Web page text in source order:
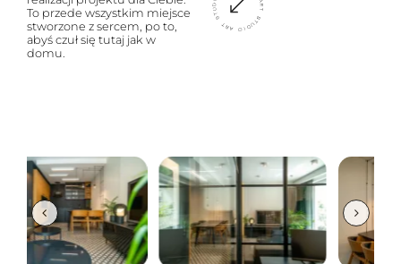
To przede wszystkim miejsce
stworzone z sercem, po to,
abyś czuł się tutaj jak w
domu.